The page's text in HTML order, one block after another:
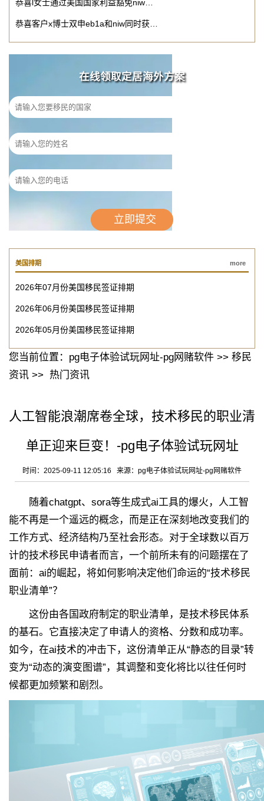
恭喜l女士通过美国国家利益豁免niw…
恭喜客户x博士双申eb1a和niw同时获…
在线领取定居海外方案
美国排期 more
2026年07月份美国移民签证排期
2026年06月份美国移民签证排期
2026年05月份美国移民签证排期
您当前位置： pg电子体验试玩网址-pg网赌软件 >> 移民
资讯 >> 热门资讯
人工智能浪潮席卷全球，技术移民的职业清
单正迎来巨变！-pg电子体验试玩网址
时间：2025-09-11 12:05:16 来源： pg电子体验试玩网址-pg网赌软件
随着chatgpt、sora等生成式ai工具的爆火，人工智
能不再是一个遥远的概念，而是正在深刻地改变我们的
工作方式、经济结构乃至社会形态。对于全球数以百万
计的技术移民申请者而言，一个前所未有的问题摆在了
面前：ai的崛起，将如何影响决定他们命运的“技术移民
职业清单”？
这份由各国政府制定的职业清单，是技术移民体系
的基石。它直接决定了申请人的资格、分数和成功率。
如今，在ai技术的冲击下，这份清单正从“静态的目录”转
变为“动态的演变图谱”，其调整和变化将比以往任何时
候都更加频繁和剧烈。